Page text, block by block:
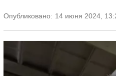
Опубликовано: 14 июня 2024,